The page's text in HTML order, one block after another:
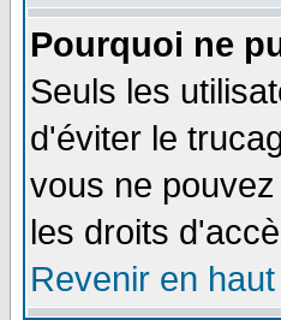
Pourquoi ne
Seuls les
d'éviter le
vous ne
les droits
Revenir en haut